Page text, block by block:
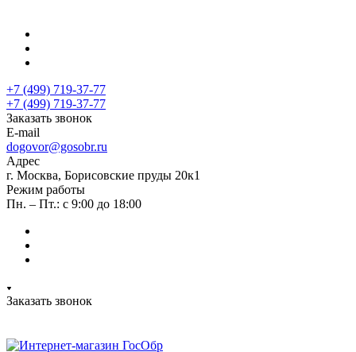
+7 (499) 719-37-77
+7 (499) 719-37-77
Заказать звонок
E-mail
dogovor@gosobr.ru
Адрес
г. Москва, Борисовские пруды 20к1
Режим работы
Пн. – Пт.: с 9:00 до 18:00
Заказать звонок